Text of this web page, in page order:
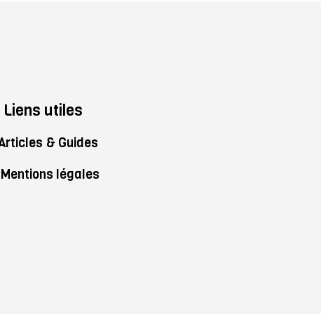
Liens utiles
& Guides
Mentions légales